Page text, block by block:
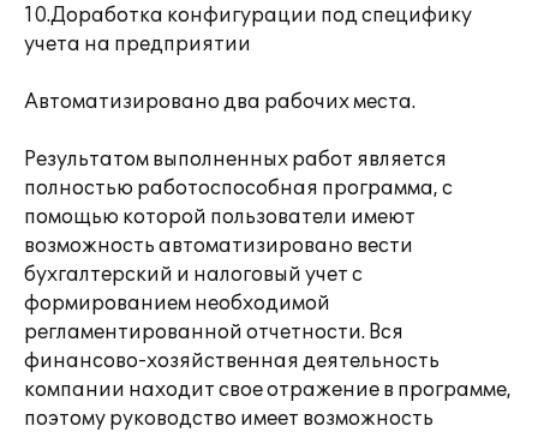
10.Доработка конфигурации под специфику
учета на предприятии
Автоматизировано два рабочих места.
Результатом выполненных работ является
полностью работоспособная программа, с
помощью которой пользователи имеют
возможность автоматизировано вести
бухгалтерский и налоговый учет с
формированием необходимой
регламентированной отчетности. Вся
финансово-хозяйственная деятельность
компании находит свое отражение в программе,
поэтому руководство имеет возможность